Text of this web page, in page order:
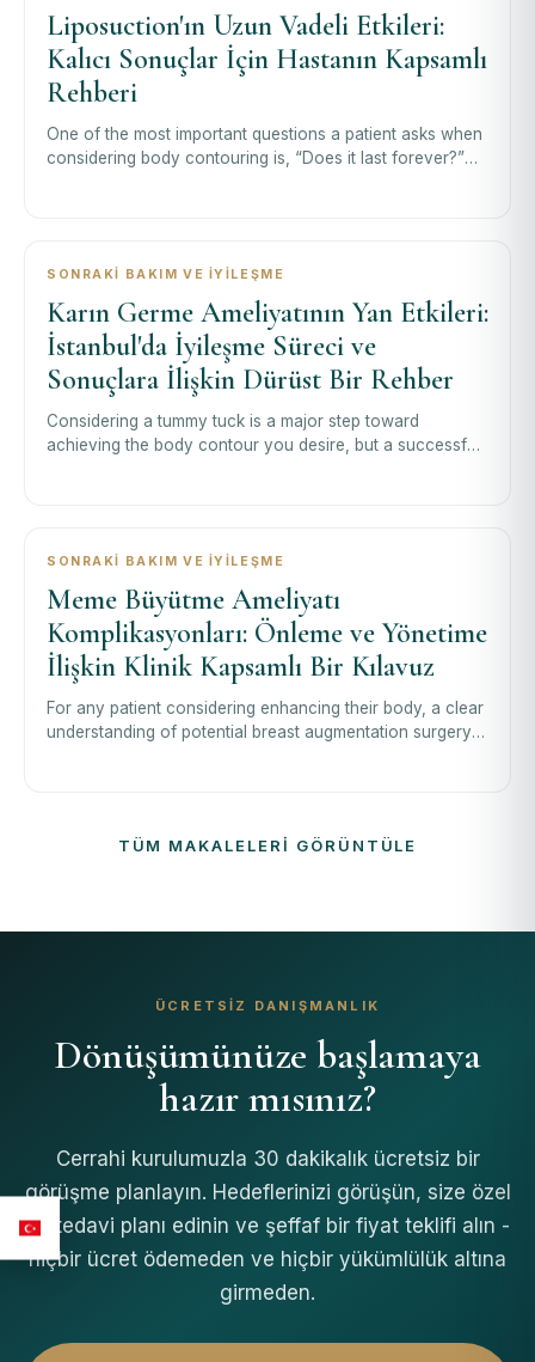
Liposuction'ın Uzun Vadeli Etkileri:
Kalıcı Sonuçlar İçin Hastanın Kapsamlı
Rehberi
One of the most important questions a patient asks when
considering body contouring is, “Does it last forever?”
SONRAKI BAKIM VE İYILEŞME
Karın Germe Ameliyatının Yan Etkileri:
İstanbul'da İyileşme Süreci ve
Sonuçlara İlişkin Dürüst Bir Rehber
Considering a tummy tuck is a major step toward
achieving the body contour you desire, but a successful
SONRAKI BAKIM VE İYILEŞME
Meme Büyütme Ameliyatı
Komplikasyonları: Önleme ve Yönetime
İlişkin Klinik Kapsamlı Bir Kılavuz
For any patient considering enhancing their body, a clear
understanding of potential breast augmentation surgery
TÜM MAKALELERI GÖRÜNTÜLE
ÜCRETSIZ DANIŞMANLIK
Dönüşümünüze başlamaya
hazır mısınız?
Cerrahi kurulumuzla 30 dakikalık ücretsiz bir
görüşme planlayın. Hedeflerinizi görüşün, size özel
bir tedavi planı edinin ve şeffaf bir fiyat teklifi alın -
hiçbir ücret ödemeden ve hiçbir yükümlülük altına
girmeden.